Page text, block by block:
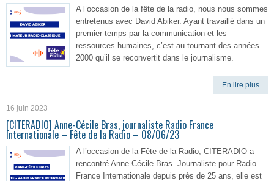
A l’occasion de la fête de la radio, nous nous sommes
entretenus avec David Abiker. Ayant travaillé dans un
premier temps par la communication et les
ressources humaines, c’est au tournant des années
2000 qu’il se reconvertit dans le journalisme.
En lire plus
16 juin 2023
[CITERADIO] Anne-Cécile Bras, journaliste Radio France
Internationale – Fête de la Radio – 08/06/23
A l’occasion de la Fête de la Radio, CITERADIO a
rencontré Anne-Cécile Bras. Journaliste pour Radio
France Internationale depuis près de 25 ans, elle est